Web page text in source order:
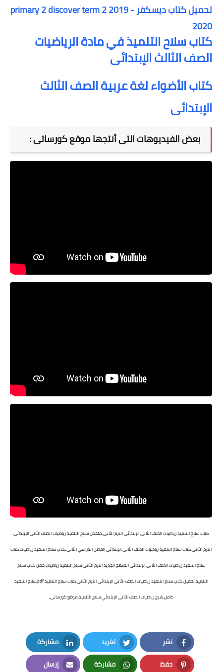
تحميل كتاب ديسكفر primary 2 discover term 2 2019 -
2020
كتاب سلاح التلميذ في مادة الرياضيات
الصف الثالث الإبتدائى
كتاب الأضواء لغة عربية الصف الثالث
الإبتدائى
بعض الفيديوهات التى أنتجها موقع كورساتى :
كتاب سلاح التلميذ رياضيات الصف الثانى الإبتدائى الترم الثانى,ملخص سلاح التلميذ رياضيات الصف الثانى الإبتدائى
الترم الثانى,كتاب سلاح التلميذ رياضيات الصف الثانى الإبتدائى الفصل الدراسي الثانى,كتاب سلاح التلميذ رياضيات,كتاب
سلاح التلميذ رياضيات الصف الثانى الإبتدائى المنهج الجديد الترم الثانى,سلاح التلميذ رياضيات,حمل كتاب سلاح
التلميذ,تحميل كتاب سلاح التلميذ رياضيات الصف الثانى الإبتدائى الترم الثانى,كتاب سلاح التلميذ pdf,سلاح التلميذ
كامل,شرح رياضيات الصف الثانى الإبتدائي سلاح التلميذ,موقع كورساتى,
نشر
Facebook
تغريد
Twitter
مشاركة
LinkedIn
حفظ مشاركة إرسال